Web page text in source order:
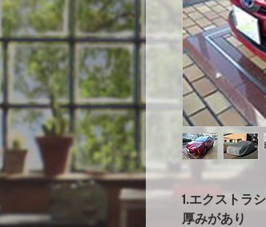
1.エクストラ
厚みがあり